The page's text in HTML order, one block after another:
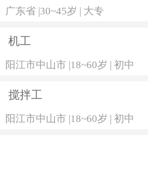
广东省|30~45岁 | 大专
机工
阳江市中山市 |18~60岁 | 初中
搅拌工
阳江市中山市 18~60岁 初中